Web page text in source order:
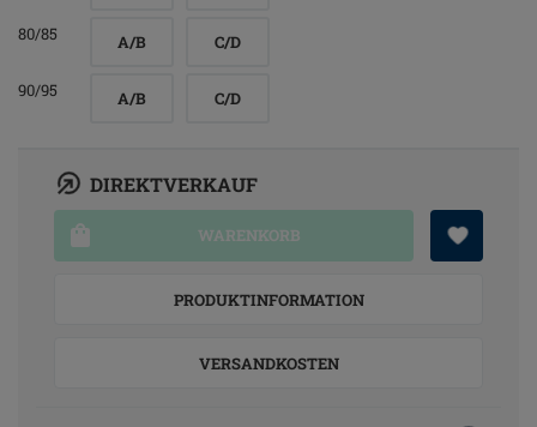
80/85 A/B C/D
90/95 A/B C/D
DIREKTVERKAUF
WARENKORB
PRODUKTINFORMATION
VERSANDKOSTEN